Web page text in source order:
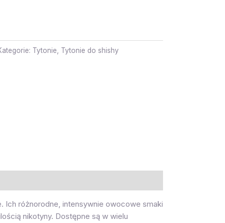
Tytonie, Tytonie do shishy
Ich różnorodne, intensywnie owocowe smaki
nikotyny. Dostępne są w wielu